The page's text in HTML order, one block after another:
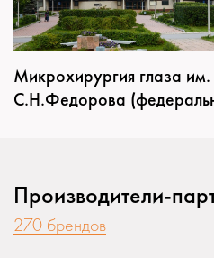
Микрохирургия глаза
С.Н.Федорова
Производители-
270 брендов